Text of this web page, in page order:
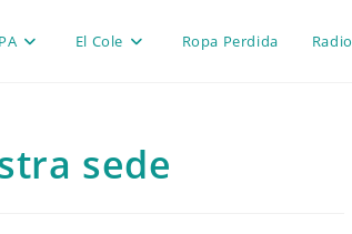
El Cole Ropa Perdida Radio
sede